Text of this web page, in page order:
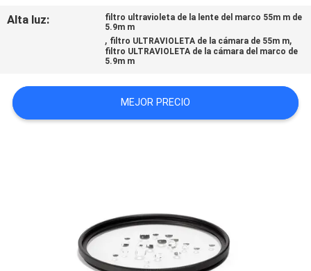
PIDA
MAPA
Alta luz:
filtro ultravioleta de la lente del marco 55m m de
5.9m m
, filtro ULTRAVIOLETA de la cámara de 55m m,
filtro ULTRAVIOLETA de la cámara del marco de
5.9m m
MEJOR PRECIO